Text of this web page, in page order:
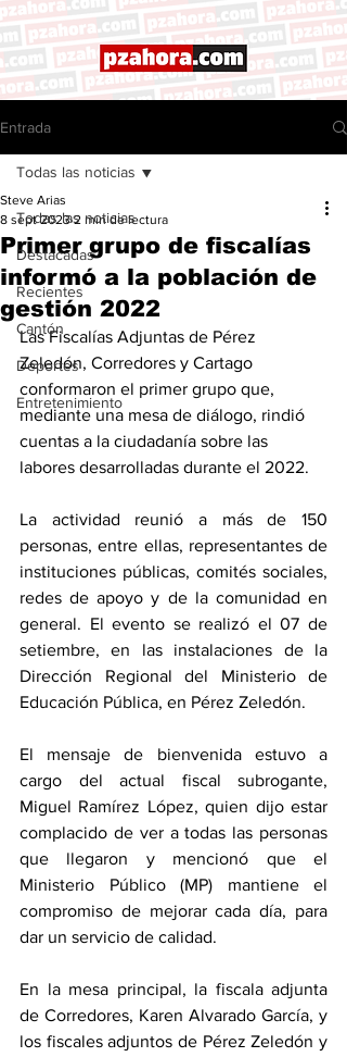
Entrada
Todas las noticias
Destacadas
Recientes
Cantón
Deportes
Entretenimiento
Todas las noticias
Primer grupo de fiscalías
informó a la población de
gestión 2022
Steve Arias
8 sept 2023 2 min de lectura
Las Fiscalías Adjuntas de Pérez
Zeledón, Corredores y Cartago
conformaron el primer grupo que,
mediante una mesa de diálogo, rindió
cuentas a la ciudadanía sobre las
labores desarrolladas durante el 2022.
La actividad reunió a más de 150
personas, entre ellas, representantes de
instituciones públicas, comités sociales,
redes de apoyo y de la comunidad en
general. El evento se realizó el 07 de
setiembre, en las instalaciones de la
Dirección Regional del Ministerio de
Educación Pública, en Pérez Zeledón.
El mensaje de bienvenida estuvo a
cargo del actual fiscal subrogante,
Miguel Ramírez López, quien dijo estar
complacido de ver a todas las personas
que llegaron y mencionó que el
Ministerio Público (MP) mantiene el
compromiso de mejorar cada día, para
dar un servicio de calidad.
En la mesa principal, la fiscala adjunta
de Corredores, Karen Alvarado García, y
los fiscales adjuntos de Pérez Zeledón y